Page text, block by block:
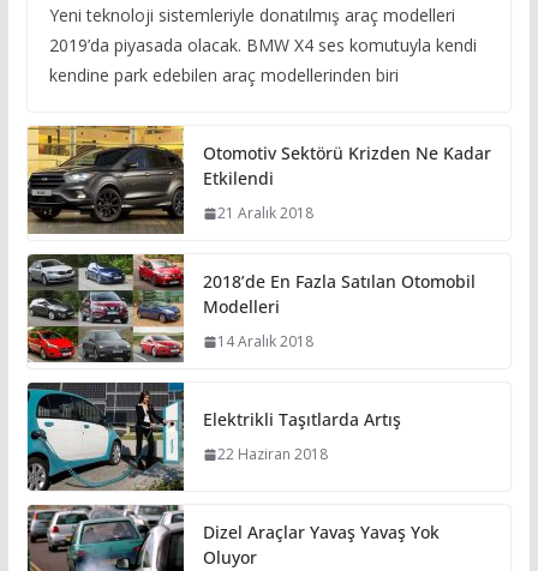
Yeni teknoloji sistemleriyle donatılmış araç modelleri
2019’da piyasada olacak. BMW X4 ses komutuyla kendi
kendine park edebilen araç modellerinden biri
Otomotiv Sektörü Krizden Ne Kadar
Etkilendi
21 Aralık 2018
2018’de En Fazla Satılan Otomobil
Modelleri
14 Aralık 2018
Elektrikli Taşıtlarda Artış
22 Haziran 2018
Dizel Araçlar Yavaş Yavaş Yok
Oluyor